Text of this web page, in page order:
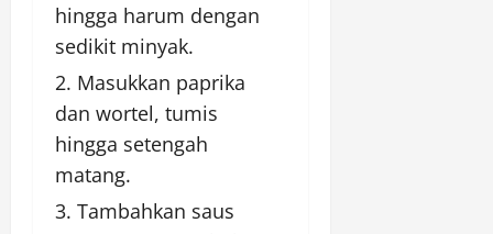
hingga harum dengan
sedikit minyak.
Masukkan paprika
dan wortel, tumis
hingga setengah
matang.
Tambahkan saus